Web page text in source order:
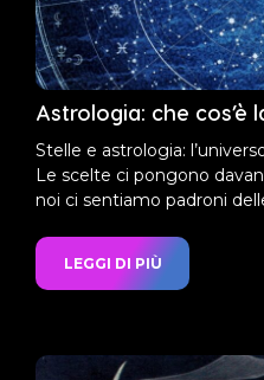
Astrologia: che cos’è
Stelle e astrologia:
Le scelte ci pongono
noi ci sentiamo padroni
LEGGI DI PIÙ